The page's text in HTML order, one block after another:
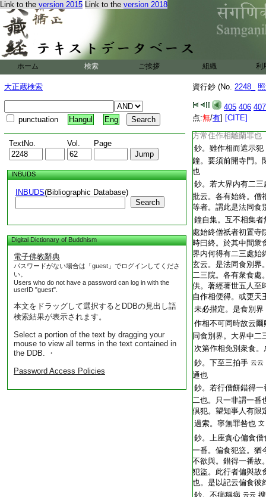
Link to the version 2015 Link to the version 2018
ホーム 検索 ご挨拶 組織 利
大正蔵検索
punctuation Hangul Eng
TextNo. Vol. Page
INBUDS
INBUDS(Bibliographic Database)
Search
Digital Dictionary of Buddhism
電子佛教辭典
パスワードがない場合は「guest」でログインしてくださ
い。
Users who do not have a password can log in with the
userID "guest".
本文をドラッグして選択するとDDBの見出し語
検索結果が表示されます。
Select a portion of the text by dragging your
mouse to view all terms in the text contained in
the DDB. ・
Password Access Policies
資行鈔 (No. 2248_
405 406 407
点:無/有] [CITE]
記。二種常住夷蘭之
十方常住蘭也。事鈔
同共者主客同心。
亦無滿五。何以重耶
別
文 問。於二種中
過。常住常住作相可
作相離罪。但今分
方常住作相離蘭罪也
鈔。雖作相而遮示犯
鐘。要須前開寺門。
也
鈔。若大界内有二三
批云。各有始終。僧
等者。謂此是法同食
鐘自集。互不相集者
處始終僧祇者初置寺
時曰終。於其中間衆
界内何得有二三處始
玄云。是法同食別界
二三院。各有衆食處
供。著經著世五人至
自作相便得。或更天
未必揩定。是食別界
作相不可同時故云爾
同食別界。大界中二
次第作相免別衆食。
鈔。下至三拍手 云云
通也
鈔。若行僧餅錯得一
二也。只一非謂一番
倶犯。望知事人有限
過索。寧無罪咎也 文
鈔。上座貪心偏食僧
一番。偏食犯盜。猶
不欲與。錯得一番故
犯盜。此行者偏與故
也。是以記云偏食彼
鈔。不病稱病 云云